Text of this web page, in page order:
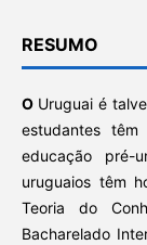
RESUMO
O Uruguai é
estudantes
educação pré-
uruguaios têm
Teoria do
Bacharelado